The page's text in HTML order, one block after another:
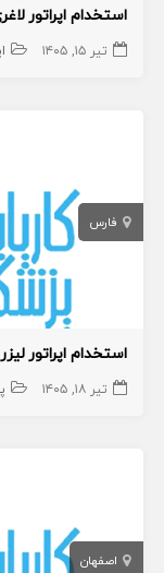
تیر ۱۵, ۱۴۰۵
فارس
استخدام اپراتور
تیر ۱۸, ۱۴۰۵
اصفهان